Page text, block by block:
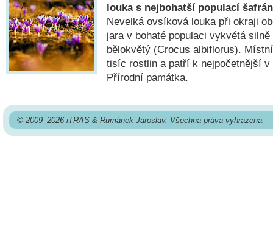
louka s nejbohatší populací
Nevelká ovsíková louka při okraji
jara v bohaté populaci vykvétá
bělokvětý (Crocus albiflorus).
tisíc rostlin a patří k nejpočetnější v
Přírodní památka.
© 2009–2026 iTRAS & Rumánek Jaroslav. Všechna práva vyhrazena.